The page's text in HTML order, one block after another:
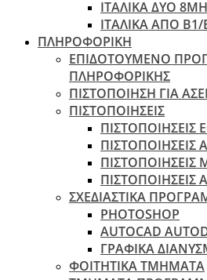
ΙΤΑΛΙΚΑ ΔΥΟ
ΙΤΑΛΙΚΑ ΑΠΌ
ΠΛΗΡΟΦΟΡΙΚΗ
ΕΠΙΔΟΤΟΥΜΕΝΟ
ΠΛΗΡΟΦΟΡΙΚΗΣ
ΠIΣΤΟΠΟΙΗΣΗ ΓΙΑ
ΠΙΣΤΟΠΟΙΗΣΕΙΣ
ΠΙΣΤΟΠΟΙΗΣΕΙΣ
ΠΙΣΤΟΠΟΙΗΣΕΙΣ
ΠΙΣΤΟΠΟΙΗΣΕΙΣ
ΠΙΣΤΟΠΟΙΗΣΕΙΣ
ΣΧΕΔΙΑΣΤΙΚΑ
PHOTOSHOP
AUTOCAD
ΓΡΑΦΙΚΑ
ΦΟΙΤΗΤΙΚΑ ΤΜΗΜΑΤΑ